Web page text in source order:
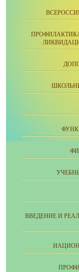
ВВЕДЕНИЕ И